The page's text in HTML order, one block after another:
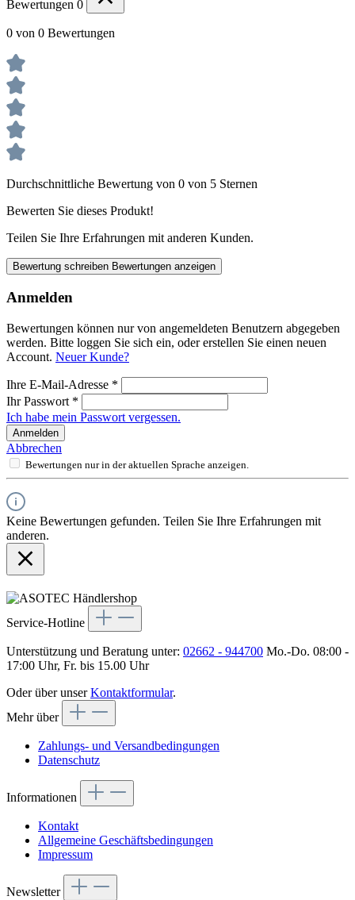
Bewertungen 0
0 von 0 Bewertungen
Durchschnittliche Bewertung von 0 von 5 Sternen
Bewerten Sie dieses Produkt!
Teilen Sie Ihre Erfahrungen mit anderen Kunden.
Bewertung schreiben Bewertungen anzeigen
Anmelden
Bewertungen können nur von angemeldeten Benutzern abgegeben
werden. Bitte loggen Sie sich ein, oder erstellen Sie einen neuen
Account. Neuer Kunde?
Ihre E-Mail-Adresse *
Ihr Passwort *
Ich habe mein Passwort vergessen.
Anmelden
Abbrechen
Bewertungen nur in der aktuellen Sprache anzeigen.
Keine Bewertungen gefunden. Teilen Sie Ihre Erfahrungen mit
anderen.
Service-Hotline
Unterstützung und Beratung unter: 02662 - 944700 Mo.-Do. 08:00 -
17:00 Uhr, Fr. bis 15.00 Uhr
Oder über unserKontaktformular.
Mehr über
Zahlungs- und Versandbedingungen
Datenschutz
Informationen
Kontakt
Allgemeine Geschäftsbedingungen
Impressum
Newsletter